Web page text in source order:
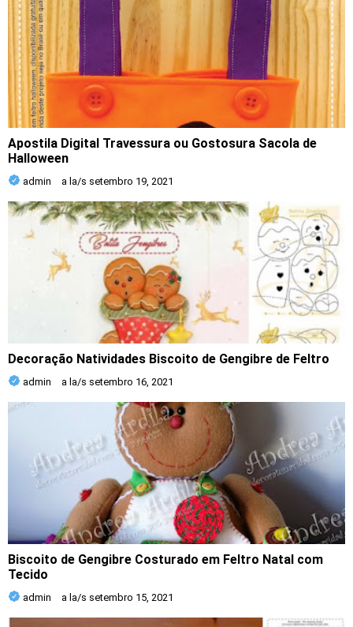
Apostila Digital Travessura ou Gostosura Sacola de
Halloween
admin a la/s setembro 19, 2021
Decoração Natividades Biscoito de Gengibre de Feltro
admin a la/s setembro 16, 2021
Biscoito de Gengibre Costurado em Feltro Natal com
Tecido
admin a la/s setembro 15, 2021